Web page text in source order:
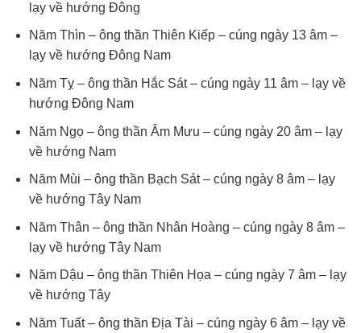
lạy về hướng Đông
Năm Thìn – ông thần Thiên Kiếp – cúng ngày 13 âm –
lạy về hướng Đông Nam
Năm Tỵ – ông thần Hắc Sát – cúng ngày 11 âm – lạy về
hướng Đông Nam
Năm Ngọ – ông thần Âm Mưu – cúng ngày 20 âm – lạy
về hướng Nam
Năm Mùi – ông thần Bạch Sát – cúng ngày 8 âm – lạy
về hướng Tây Nam
Năm Thân – ông thần Nhân Hoàng – cúng ngày 8 âm –
lạy về hướng Tây Nam
Năm Dậu – ông thần Thiên Họa – cúng ngày 7 âm – lạy
về hướng Tây
Năm Tuất – ông thần Địa Tài – cúng ngày 6 âm – lạy về